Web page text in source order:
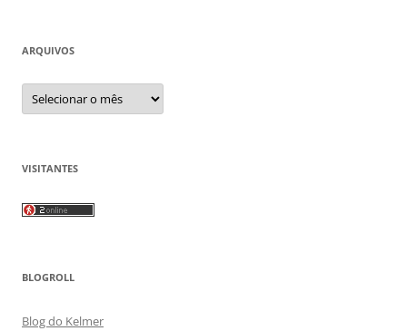
ARQUIVOS
Arquivos
VISITANTES
BLOGROLL
Blog do Kelmer